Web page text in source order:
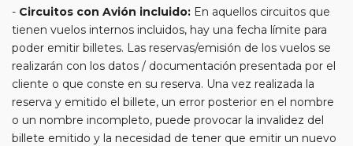
Circuitos con Avión incluido: En aquellos circuitos que
tienen vuelos internos incluidos, hay una fecha límite para
poder emitir billetes. Las reservas/emisión de los vuelos se
realizarán con los datos / documentación presentada por el
cliente o que conste en su reserva. Una vez realizada la
reserva y emitido el billete, un error posterior en el nombre
o un nombre incompleto, puede provocar la invalidez del
billete emitido y la necesidad de tener que emitir un nuevo